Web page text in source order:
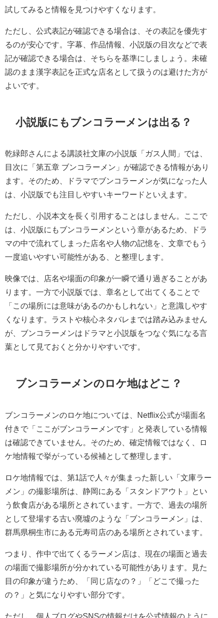
試してみると情報を見つけやすくなります。
ただし、公式表記が確認できる場合は、その表記を優先す
るのが安心です。字幕、作品情報、小説版の目次などで表
記が確認できる場合は、そちらを基準にしましょう。未確
認のまま漢字表記を正式な店名として扱うのは避けた方が
よいです。
小説版にもブンコラーメンは出る？
乾緑郎さんによる講談社文庫の小説版「ガス人間」では、
目次に「第五章 ブンコラーメン」が確認できる情報があり
ます。そのため、ドラマでブンコラーメンが気になった人
は、小説版でも注目しやすいキーワードといえます。
ただし、小説本文を長く引用することはしません。ここで
は、小説版にもブンコラーメンという章があるため、ドラ
マの中で流れてしまった店名や人物の記憶を、文章でもう
一度追いやすい可能性がある、と整理します。
映像では、店名や場面の印象が一瞬で通り過ぎることがあ
ります。一方で小説版では、章名として出てくることで
「この場所には意味があるのかもしれない」と意識しやす
くなります。ラストや核心ネタバレまでは踏み込みません
が、ブンコラーメンはドラマと小説版をつなぐ気になる言
葉として見ておくと分かりやすいです。
ブンコラーメンのロケ地はどこ？
ブンコラーメンのロケ地については、Netflix公式が場面名
付きで「ここがブンコラーメンです」と発表している情報
は確認できていません。そのため、確定情報ではなく、ロ
ケ地情報で挙がっている候補として整理します。
ロケ地情報では、第1話で人々が集まった新しい「文庫ラー
メン」の撮影場所は、静岡にある「スタンドアウト」とい
う飲食店がある場所とされています。一方で、過去の場所
として登場する古い廃墟のような「ブンコラーメン」は、
群馬県桐生市にある元寿司店のある場所とされています。
つまり、作中で出てくるラーメン店は、現在の場面と過去
の場面で撮影場所が分かれている可能性があります。見た
目の印象が違うため、「同じ店なの？」「どこで撮った
の？」と気になりやすい部分です。
ただし、個人ブログやSNSの情報だけを公式情報のように